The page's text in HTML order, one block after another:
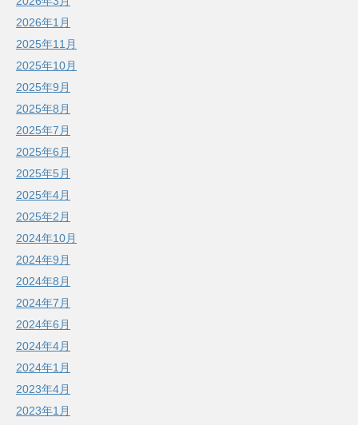
2026年1月
2025年11月
2025年10月
2025年9月
2025年8月
2025年7月
2025年6月
2025年5月
2025年4月
2025年2月
2024年10月
2024年9月
2024年8月
2024年7月
2024年6月
2024年4月
2024年1月
2023年4月
2023年1月